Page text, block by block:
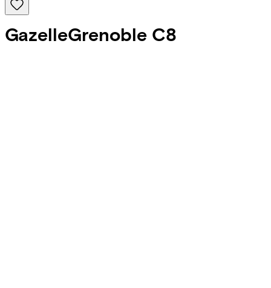
GazelleGrenoble C8